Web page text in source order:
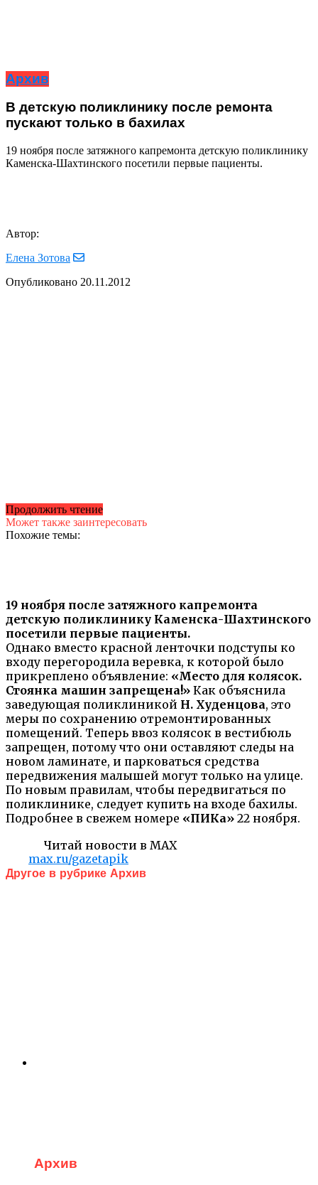
Архив
В детскую поликлинику после ремонта
пускают только в бахилах
19 ноября после затяжного капремонта детскую поликлинику
Каменска-Шахтинского посетили первые пациенты.
Автор:
Елена Зотова
Опубликовано 20.11.2012
19 ноября после затяжного капремонта
детскую поликлинику Каменска-Шахтинского
посетили первые пациенты.
Однако вместо красной ленточки подступы ко
входу перегородила веревка, к которой было
прикреплено объявление: «Место для колясок.
Стоянка машин запрещена!» Как объяснила
заведующая поликлиникой Н. Худенцова, это
меры по сохранению отремонтированных
помещений. Теперь ввоз колясок в вестибюль
запрещен, потому что они оставляют следы на
новом ламинате, и парковаться средства
передвижения малышей могут только на улице.
По новым правилам, чтобы передвигаться по
поликлинике, следует купить на входе бахилы.
Подробнее в свежем номере «ПИКа» 22 ноября.
Читай новости в MAX
max.ru/gazetapik
Продолжить чтение
Может также заинтересовать
Похожие темы:
Другое в рубрике Архив
Архив